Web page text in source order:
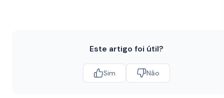
Este artigo foi útil?
Sim Não